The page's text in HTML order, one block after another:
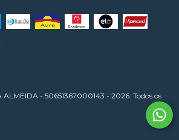
- 50651367000143 - 2026. Todos os